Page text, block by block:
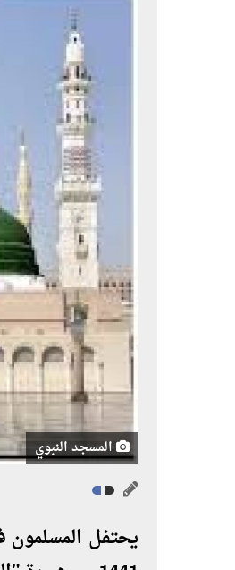
المسجد النبوي
يحتفل المسلمون